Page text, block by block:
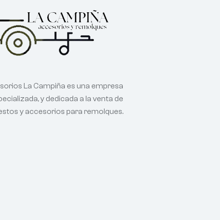
La Campiña es una empresa
y dedicada a la venta de
y accesorios para remolques.